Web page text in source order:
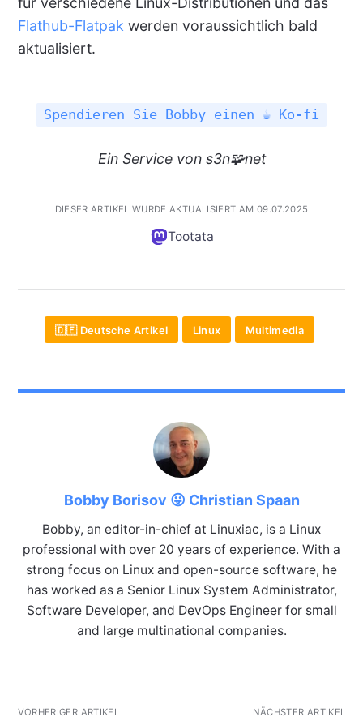
Flathub-Flatpak werden voraussichtlich bald
aktualisiert.
Spendieren Sie Bobby einen ☕ Ko-fi
Ein Service von s3n🧩net
DIESER ARTIKEL WURDE AKTUALISIERT AM 09.07.2025
Tootata
🇩🇪 Deutsche Artikel Linux Multimedia
Bobby Borisov 😛 Christian Spaan
Bobby, an editor-in-chief at Linuxiac, is a Linux
professional with over 20 years of experience. With a
strong focus on Linux and open-source software, he
has worked as a Senior Linux System Administrator,
Software Developer, and DevOps Engineer for small
and large multinational companies.
VORHERIGER ARTIKEL NÄCHSTER ARTIKEL